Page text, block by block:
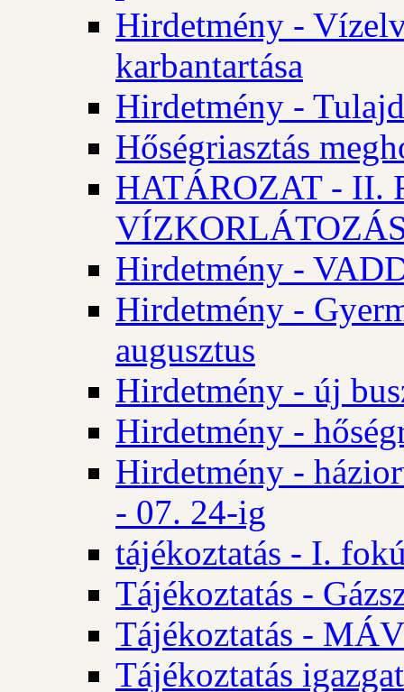
Hirdetmény -
karbantartása
Hirdetmény -
Hőségriasztás
HATÁROZAT - II.
Hirdetmény -
Hirdetmény -
augusztus
Hirdetmény - új
Hirdetmény -
Hirdetmény -
- 07. 24-ig
tájékoztatás - I.
Tájékoztatás -
Tájékoztatás -
Tájékoztatás